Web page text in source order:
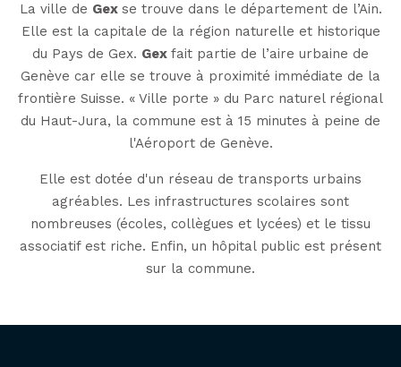
La ville de Gex se trouve dans le département de l’Ain.
Elle est la capitale de la région naturelle et historique
du Pays de Gex. Gex fait partie de l’aire urbaine de
Genève car elle se trouve à proximité immédiate de la
frontière Suisse. « Ville porte » du Parc naturel régional
du Haut-Jura, la commune est à 15 minutes à peine de
l'Aéroport de Genève.
Elle est dotée d'un réseau de transports urbains
agréables. Les infrastructures scolaires sont
nombreuses (écoles, collègues et lycées) et le tissu
associatif est riche. Enfin, un hôpital public est présent
sur la commune.